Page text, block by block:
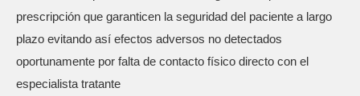
prescripción que garanticen la seguridad del paciente a largo
plazo evitando así efectos adversos no detectados
oportunamente por falta de contacto físico directo con el
especialista tratante